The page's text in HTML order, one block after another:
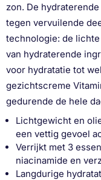
zon. De
tegen vervuilende
technologie: de
van hydraterende
voor hydratatie tot
gezichtscreme
gedurende de hele
Lichtgewicht en
een vettig gevoel
Verrijkt met 3
niacinamide en
Langdurige